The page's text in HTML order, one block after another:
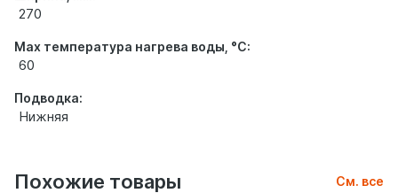
270
Мах температура нагрева воды, °С:
60
Подводка:
Нижняя
Похожие товары См. все